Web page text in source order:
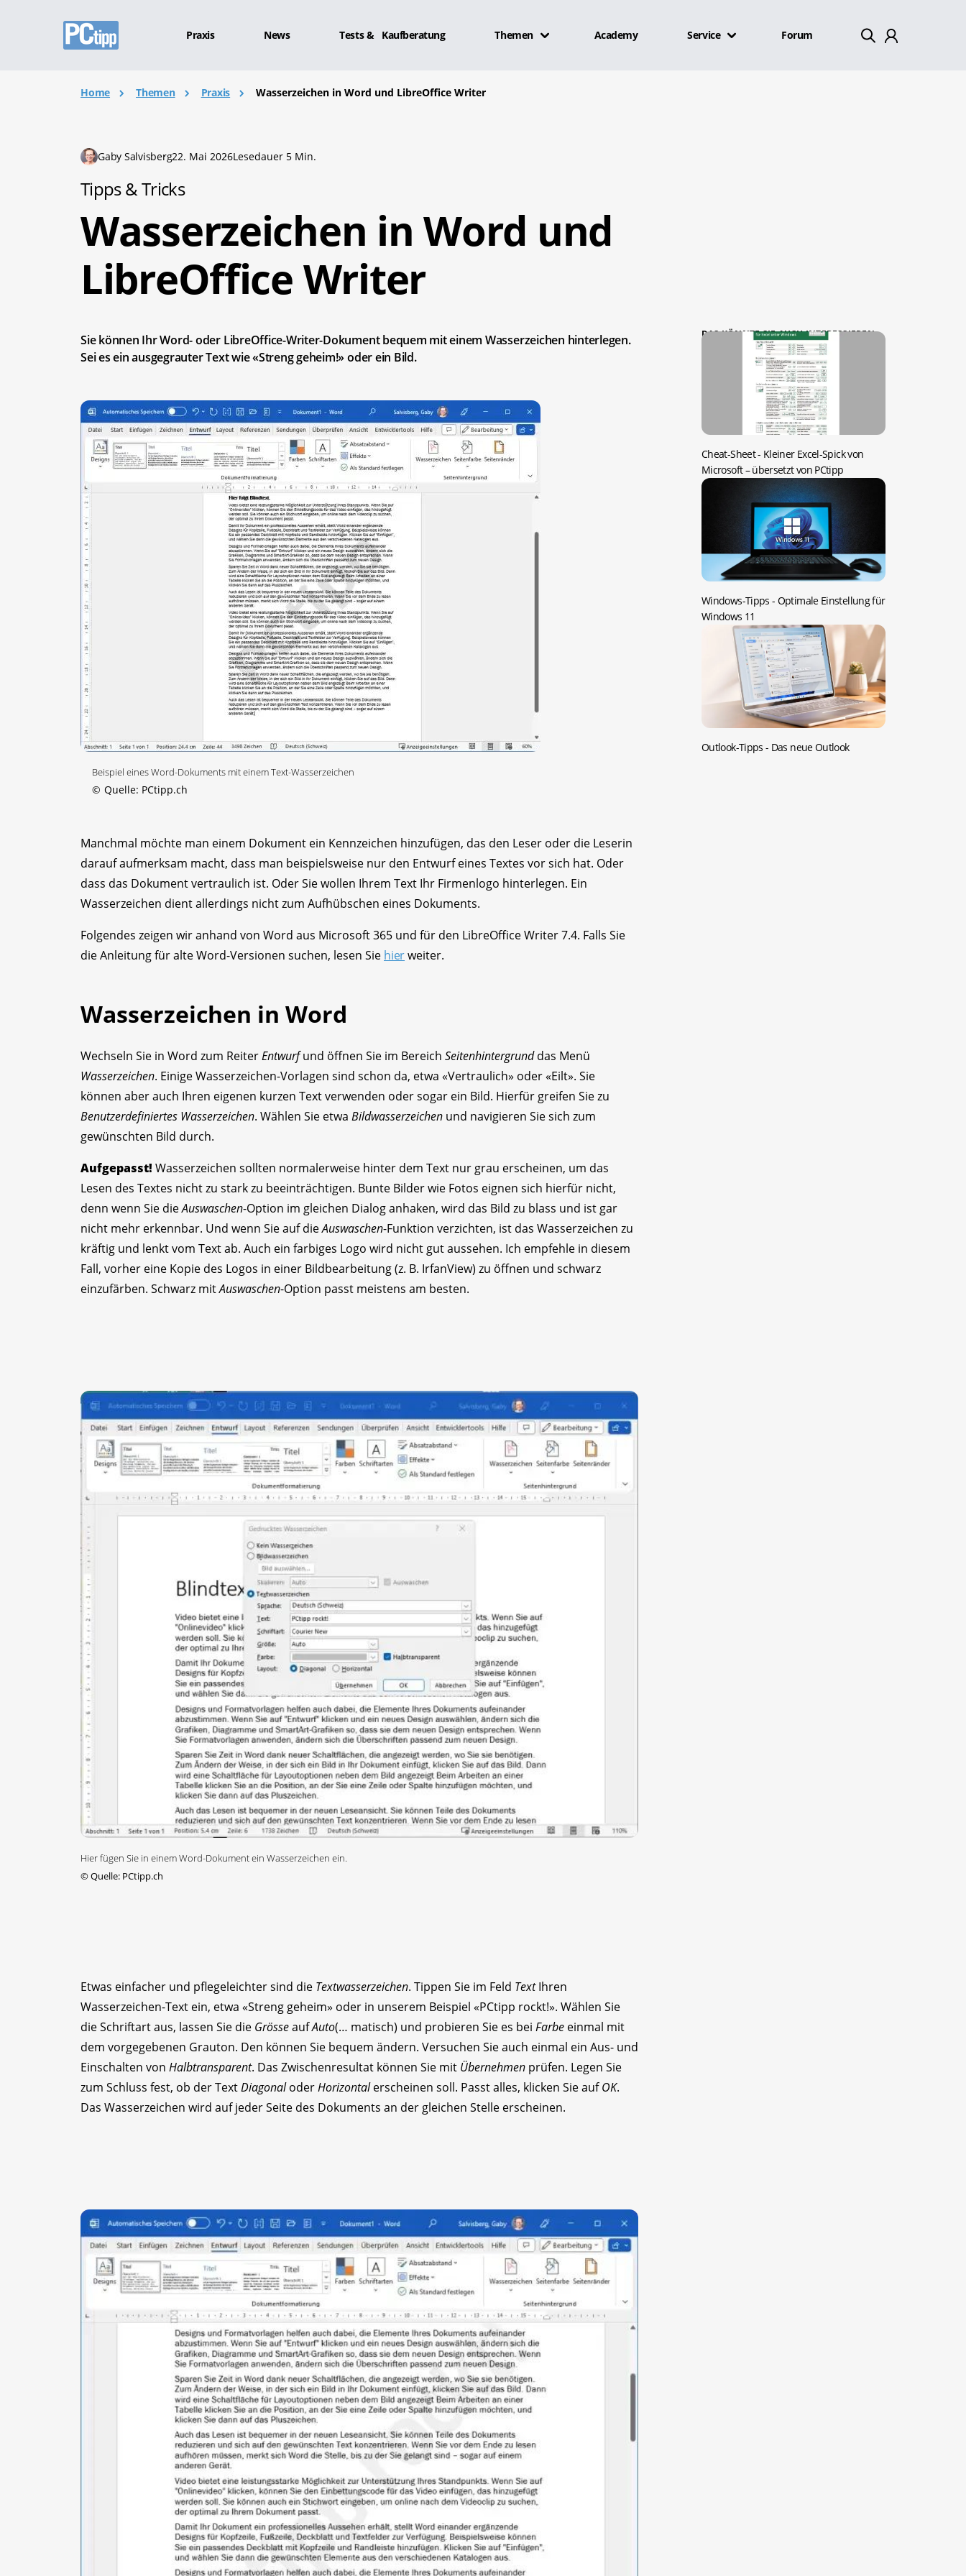
Praxis News Tests & Kaufberatung Themen Academy Service Forum
Home Themen Praxis Wasserzeichen in Word und LibreOffice Writer
Gaby Salvisberg22. Mai 2026Lesedauer 5 Min.
Tipps & Tricks
Wasserzeichen in Word und
LibreOffice Writer
Sie können Ihr Word- oder LibreOffice-Writer-Dokument bequem mit einem Wasserzeichen hinterlegen.
Sei es ein ausgegrauter Text wie «Streng geheim!» oder ein Bild.
Beispiel eines Word-Dokuments mit einem Text-Wasserzeichen
© Quelle: PCtipp.ch
Manchmal möchte man einem Dokument ein Kennzeichen hinzufügen, das den Leser oder die Leserin
darauf aufmerksam macht, dass man beispielsweise nur den Entwurf eines Textes vor sich hat. Oder
dass das Dokument vertraulich ist. Oder Sie wollen Ihrem Text Ihr Firmenlogo hinterlegen. Ein
Wasserzeichen dient allerdings nicht zum Aufhübschen eines Dokuments.
Folgendes zeigen wir anhand von Word aus Microsoft 365 und für den LibreOffice Writer 7.4. Falls Sie
die Anleitung für alte Word-Versionen suchen, lesen Sie hierweiter.
Wasserzeichen in Word
Wechseln Sie in Word zum ReiterEntwurfund öffnen Sie im Bereich Seitenhintergrunddas Menü
Wasserzeichen. Einige Wasserzeichen-Vorlagen sind schon da, etwa «Vertraulich» oder «Eilt». Sie
können aber auch Ihren eigenen kurzen Text verwenden oder sogar ein Bild. Hierfür greifen Sie zu
Benutzerdefiniertes Wasserzeichen. Wählen Sie etwa Bildwasserzeichen und navigieren Sie sich zum
gewünschten Bild durch.
Aufgepasst! Wasserzeichen sollten normalerweise hinter dem Text nur grau erscheinen, um das
Lesen des Textes nicht zu stark zu beeinträchtigen. Bunte Bilder wie Fotos eignen sich hierfür nicht,
denn wenn Sie dieAuswaschen-Option im gleichen Dialog anhaken, wird das Bild zu blass und ist gar
nicht mehr erkennbar. Und wenn Sie auf dieAuswaschen-Funktion verzichten, ist das Wasserzeichen zu
kräftig und lenkt vom Text ab. Auch ein farbiges Logo wird nicht gut aussehen. Ich empfehle in diesem
Fall, vorher eine Kopie des Logos in einer Bildbearbeitung (z. B. IrfanView) zu öffnen und schwarz
einzufärben. Schwarz mitAuswaschen-Option passt meistens am besten.
Hier fügen Sie in einem Word-Dokument ein Wasserzeichen ein.
©Quelle: PCtipp.ch
Etwas einfacher und pflegeleichter sind die Textwasserzeichen. Tippen Sie im Feld TextIhren
Wasserzeichen-Text ein, etwa «Streng geheim» oder in unserem Beispiel «PCtipp rockt!». Wählen Sie
die Schriftart aus, lassen Sie die GrösseaufAuto(… matisch) und probieren Sie es bei Farbe einmal mit
dem vorgegebenen Grauton. Den können Sie bequem ändern. Versuchen Sie auch einmal ein Aus- und
Einschalten von Halbtransparent. Das Zwischenresultat können Sie mit Übernehmen prüfen. Legen Sie
zum Schluss fest, ob der TextDiagonaloderHorizontalerscheinen soll. Passt alles, klicken Sie aufOK.
Das Wasserzeichen wird auf jeder Seite des Dokuments an der gleichen Stelle erscheinen.
DAS KÖNNTE SIE AUCH INTERESSIEREN:
Cheat-Sheet - Kleiner Excel-Spick von
Microsoft – übersetzt von PCtipp
Windows-Tipps - Optimale Einstellung für
Windows 11
Outlook-Tipps - Das neue Outlook